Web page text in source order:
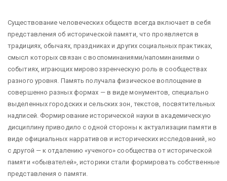
Существование человеческих обществ всегда включает в себя
представления об исторической памяти, что проявляется в
традициях, обычаях, праздниках и других социальных практиках,
смысл которых связан с воспоминаниями/напоминаниями о
событиях, играющих мировоззренческую роль в сообществах
разного уровня. Память получала физическое воплощение в
совершенно разных формах — в виде монументов, специально
выделенных городских и сельских зон, текстов, посвятительных
надписей. Формирование исторической науки в академическую
дисциплину приводило с одной стороны к актуализации памяти в
виде официальных нарративов и исторических исследований, но
с другой — к отдалению «ученого» сообщества от исторической
памяти «обывателей», историки стали формировать собственные
представления о памяти.